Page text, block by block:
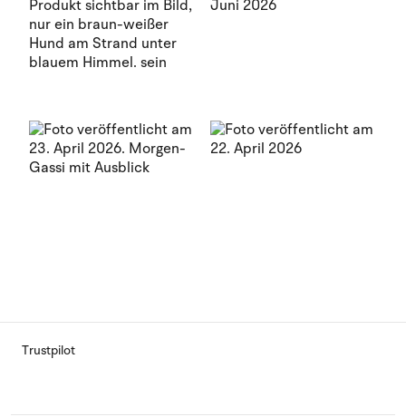
Trustpilot